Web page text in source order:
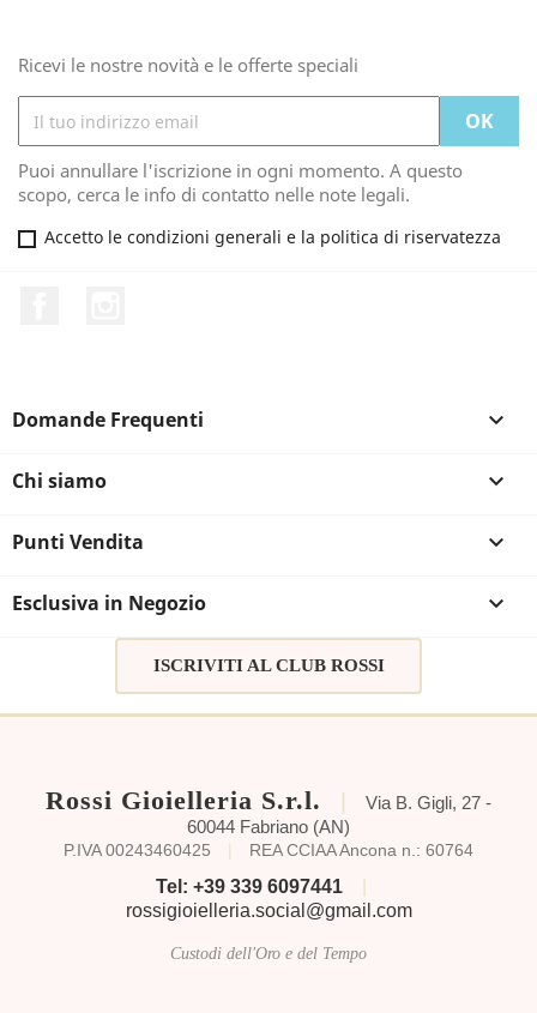
Ricevi le nostre novità e le offerte speciali
Puoi annullare l'iscrizione in ogni momento. A questo
scopo, cerca le info di contatto nelle note legali.
Accetto le condizioni generali e la politica di riservatezza
Domande Frequenti 
Chi siamo 
Punti Vendita 
Esclusiva in Negozio 
ISCRIVITI AL CLUB ROSSI
Rossi Gioielleria S.r.l. |
Via B. Gigli, 27 -
60044 Fabriano (AN)
P.IVA 00243460425 REA CCIAA Ancona n.: 60764
Tel: +39 339 6097441
rossigioielleria.social@gmail.com
Custodi dell'Oro e del Tempo